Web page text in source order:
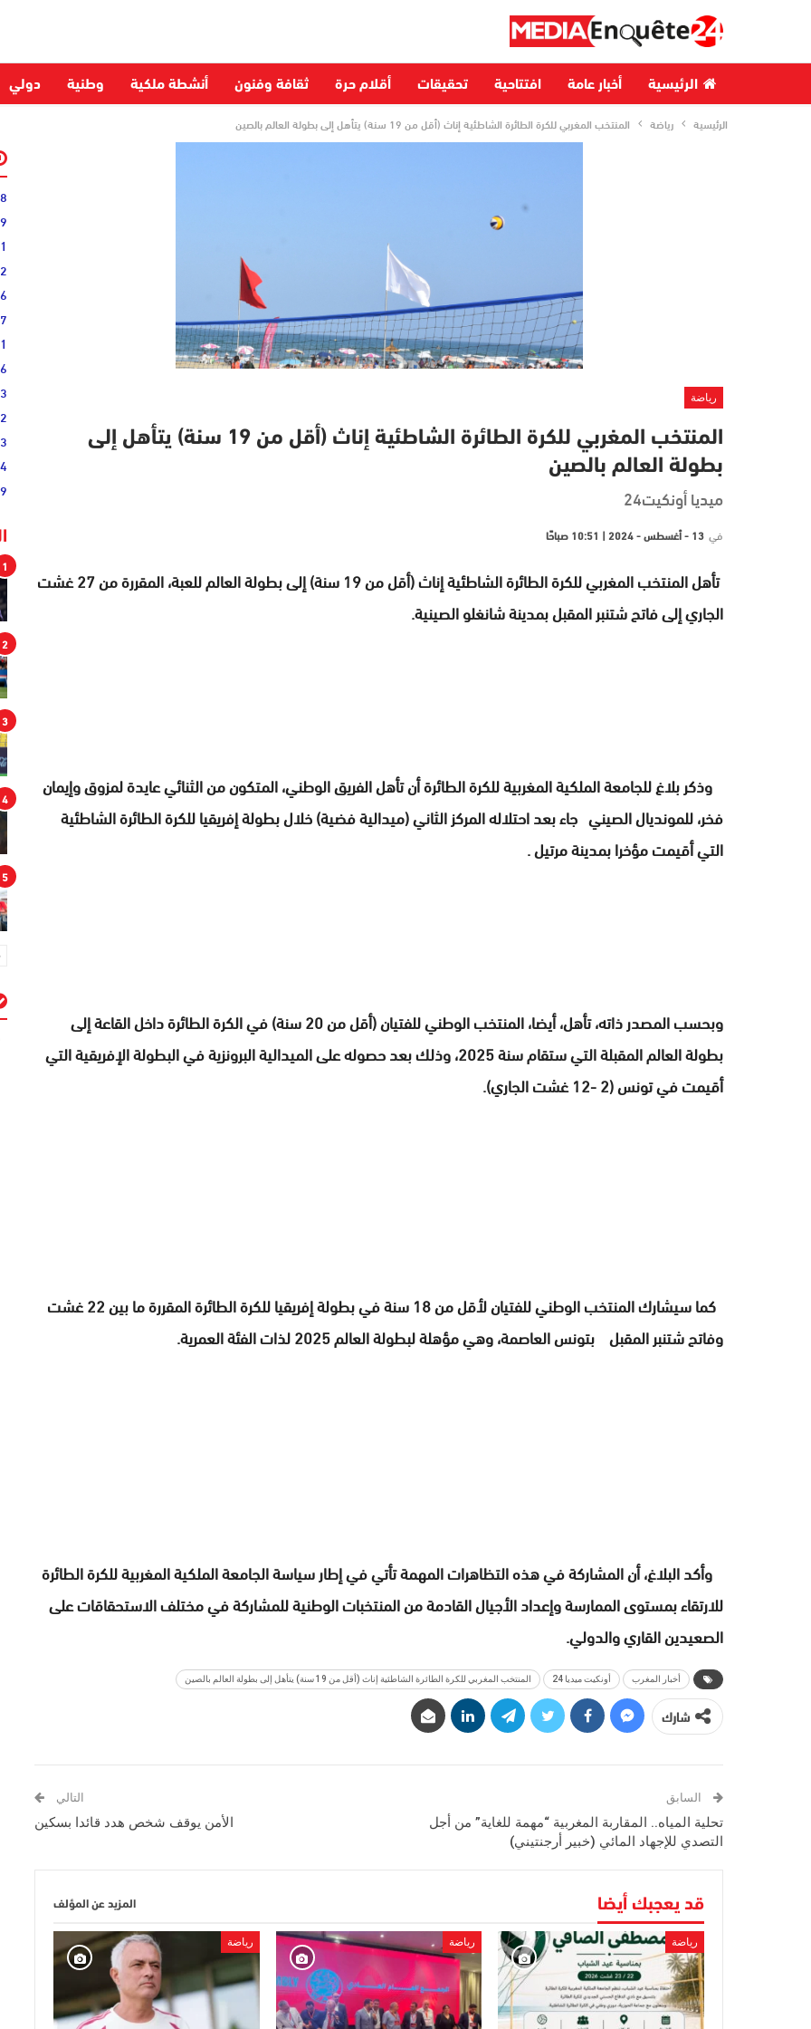
الرئيسية أخبار عامة افتتاحية تحقيقات أقلام حرة ثقافة وفنون أنشطة ملكية وطنية دولي
الرئيسية رياضة المنتخب المغربي للكرة الطائرة الشاطئية إناث (أقل من 19 سنة) يتأهل إلى بطولة العالم بالصين
رياضة
المنتخب المغربي للكرة الطائرة الشاطئية إناث (أقل من 19 سنة) يتأهل إلى
بطولة العالم بالصين
ميديا أونكيت24
في 13 - أغسطس - 2024 | 10:51 صباحًا
تأهل المنتخب المغربي للكرة الطائرة الشاطئية إناث (أقل من 19 سنة) إلى بطولة العالم للعبة، المقررة من 27 غشت
الجاري إلى فاتح شتنبر المقبل بمدينة شانغلو الصينية.
وذكر بلاغ للجامعة الملكية المغربية للكرة الطائرة أن تأهل الفريق الوطني، المتكون من الثنائي عايدة لمزوق وإيمان
فخر، للمونديال الصيني جاء بعد احتلاله المركز الثاني (ميدالية فضية) خلال بطولة إفريقيا للكرة الطائرة الشاطئية
التي أقيمت مؤخرا بمدينة مرتيل .
وبحسب المصدر ذاته، تأهل، أيضا، المنتخب الوطني للفتيان (أقل من 20 سنة) في الكرة الطائرة داخل القاعة إلى
بطولة العالم المقبلة التي ستقام سنة 2025، وذلك بعد حصوله على الميدالية البرونزية في البطولة الإفريقية التي
أقيمت في تونس (2 -12 غشت الجاري).
كما سيشارك المنتخب الوطني للفتيان لأقل من 18 سنة في بطولة إفريقيا للكرة الطائرة المقررة ما بين 22 غشت
وفاتح شتنبر المقبل بتونس العاصمة، وهي مؤهلة لبطولة العالم 2025 لذات الفئة العمرية.
وأكد البلاغ، أن المشاركة في هذه التظاهرات المهمة تأتي في إطار سياسة الجامعة الملكية المغربية للكرة الطائرة
للارتقاء بمستوى الممارسة وإعداد الأجيال القادمة من المنتخبات الوطنية للمشاركة في مختلف الاستحقاقات على
الصعيدين القاري والدولي.
أخبار المغرب أونكيت ميديا 24 المنتخب المغربي للكرة الطائرة الشاطئية إناث (أقل من 19 سنة) يتأهل إلى بطولة العالم بالصين
شارك
السابق
تحلية المياه.. المقاربة المغربية “مهمة للغاية” من أجل
التصدي للإجهاد المائي (خبير أرجنتيني)
التالي
الأمن يوقف شخص هدد قائدا بسكين
قد يعجبك أيضا المزيد عن المؤلف
رياضة رياضة رياضة
1
2
3
4
5